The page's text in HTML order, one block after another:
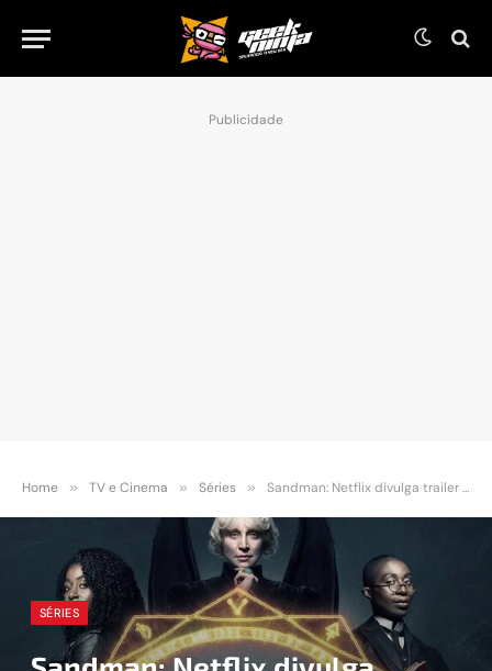
Publicidade
Home » TV e Cinema » Séries » Sandman: Netflix divulga trailer oficial da 2ª e última temporada
SÉRIES